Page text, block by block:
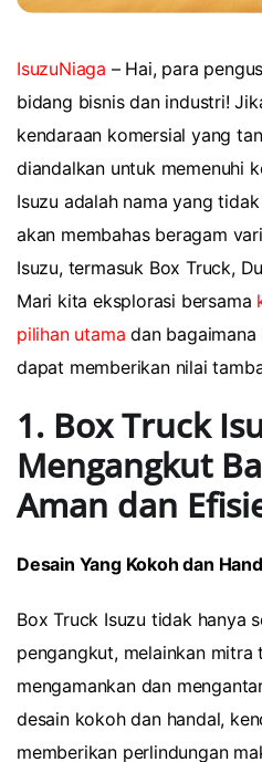
IsuzuNiaga – Hai, para
bidang bisnis dan industri!
kendaraan komersial yang
diandalkan untuk memenuhi
Isuzu adalah nama yang
akan membahas beragam
Isuzu, termasuk Box Truck,
Mari kita eksplorasi bersama
pilihan utama dan
dapat memberikan nilai
1. Box Truck
Mengangkut
Aman dan
Desain Yang Kokoh dan
Box Truck Isuzu tidak hanya
pengangkut, melainkan mitra
mengamankan dan
desain kokoh dan handal,
memberikan perlindungan